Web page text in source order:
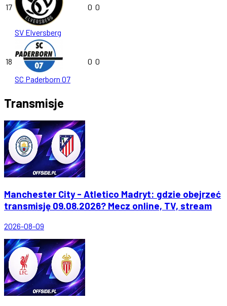
17
SV Elversberg
0 0
18
SC Paderborn 07
0 0
Transmisje
Manchester City - Atletico Madryt: gdzie obejrzeć
transmisję 09.08.2026? Mecz online, TV, stream
2026-08-09